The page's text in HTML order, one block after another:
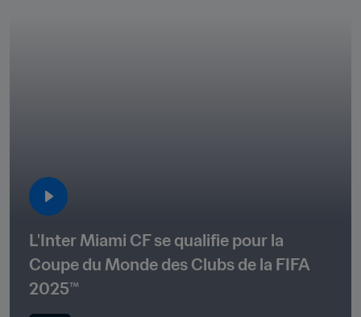
L'Inter Miami CF se qualifie pour la
Coupe du Monde des Clubs de la FIFA
2025™